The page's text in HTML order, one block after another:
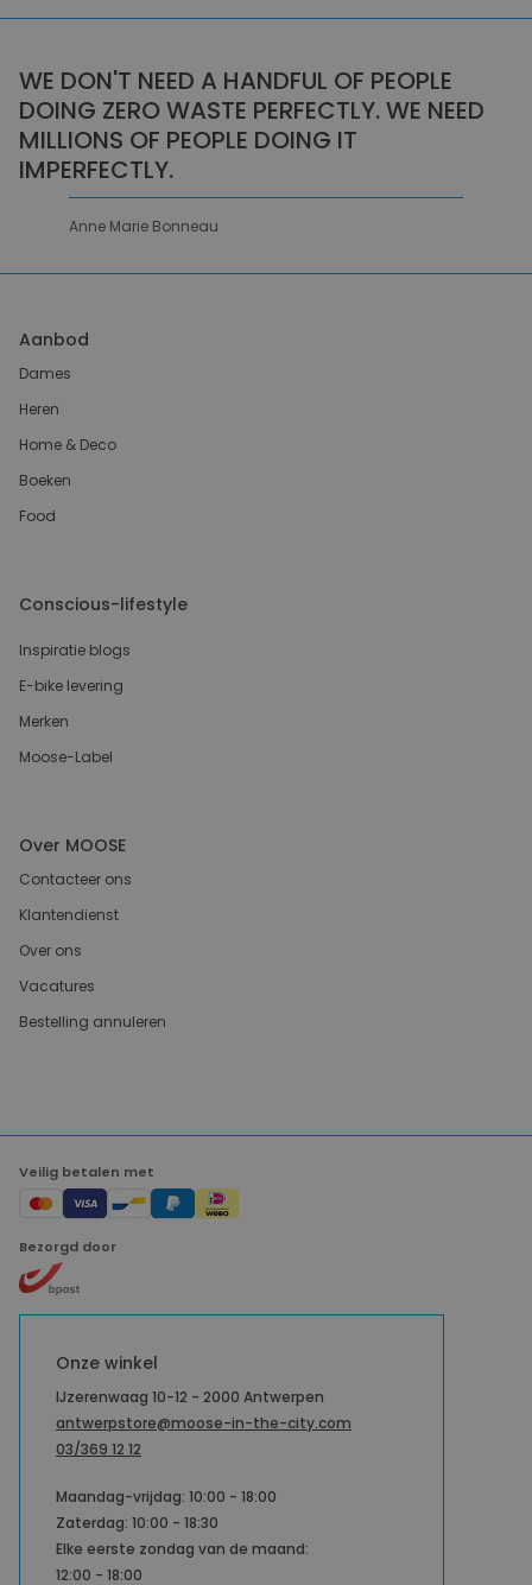
WE DON'T NEED A HANDFUL OF PEOPLE
DOING ZERO WASTE PERFECTLY. WE NEED
MILLIONS OF PEOPLE DOING IT
IMPERFECTLY.
Anne Marie Bonneau
Aanbod
Dames
Heren
Home & Deco
Boeken
Food
Conscious-lifestyle
Inspiratie blogs
E-bike levering
Merken
Moose-Label
Over MOOSE
Contacteer ons
Klantendienst
Over ons
Vacatures
Bestelling annuleren
Veilig betalen met
Bezorgd door
Onze winkel
IJzerenwaag 10-12 - 2000 Antwerpen
antwerpstore@moose-in-the-city.com
03/369 12 12
Maandag-vrijdag: 10:00 - 18:00
Zaterdag: 10:00 - 18:30
Elke eerste zondag van de maand:
12:00 - 18:00